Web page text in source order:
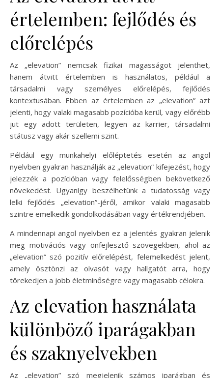
értelemben: fejlődés és
előrelépés
Az „elevation” nemcsak fizikai magasságot jelenthet,
hanem átvitt értelemben is használatos, például a
társadalmi vagy személyes előrelépés, fejlődés
kontextusában. Ebben az értelemben az „elevation” azt
jelenti, hogy valaki magasabb pozícióba kerül, vagy előrébb
jut egy adott területen, legyen az karrier, társadalmi
státusz vagy akár szellemi szint.
Például egy munkahelyi előléptetés esetén az angol
nyelvben gyakran használják az „elevation” kifejezést, hogy
jelezzék a pozícióban vagy felelősségben bekövetkező
növekedést. Ugyanígy beszélhetünk a tudatosság vagy
lelki fejlődés „elevation”-jéről, amikor valaki magasabb
szintre emelkedik gondolkodásában vagy értékrendjében.
A mindennapi angol nyelvben ez a jelentés gyakran jelenik
meg motivációs vagy önfejlesztő szövegekben, ahol az
„elevation” szó pozitív előrelépést, felemelkedést jelent,
amely ösztönzi az olvasót vagy hallgatót arra, hogy
törekedjen a jobb életminőségre vagy magasabb célokra.
Az elevation használata
különböző iparágakban
és szaknyelvekben
Az „elevation” szó megjelenik számos iparágban és